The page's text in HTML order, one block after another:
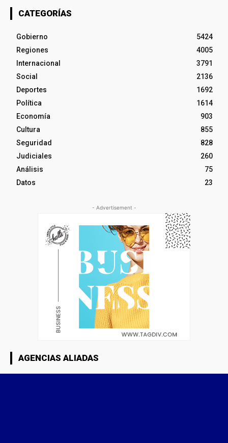
CATEGORÍAS
Gobierno
5424
Regiones
4005
Internacional
3791
Social
2136
Deportes
1692
Política
1614
Economía
903
Cultura
855
Seguridad
828
Judiciales
260
Análisis
75
Datos
23
- Advertisement -
AGENCIAS ALIADAS